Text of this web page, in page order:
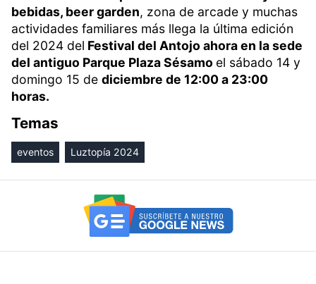
bebidas, beer garden, zona de arcade y muchas
actividades familiares más llega la última edición
del 2024 del Festival del Antojo ahora en la sede
del antiguo Parque Plaza Sésamo el sábado 14 y
domingo 15 de diciembre de 12:00 a 23:00
horas.
Temas
eventos Luztopía 2024